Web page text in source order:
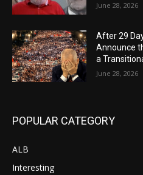
June 28, 2026
After 29
Announce
a
June 28, 2026
POPULAR CATEGORY
ALB
Interesting